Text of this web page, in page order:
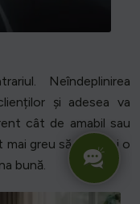
Neîndeplinirea
și adesea va
cât de amabil sau
greu să schimbi o
bună.